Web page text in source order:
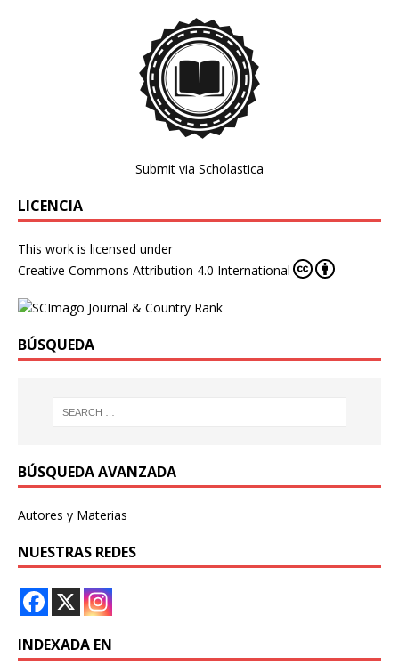
Submit via Scholastica
LICENCIA
This work is licensed under
Creative Commons Attribution 4.0 International
BÚSQUEDA
BÚSQUEDA AVANZADA
Autores y Materias
NUESTRAS REDES
INDEXADA EN